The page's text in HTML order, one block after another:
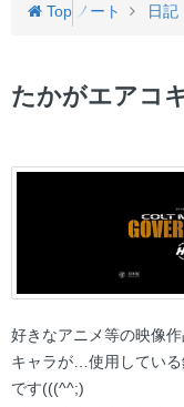
Top
ージ ノート 日記
たかがエアコ
好きなアニメ等の映像
キャラが…使用してい
です(((^^;)